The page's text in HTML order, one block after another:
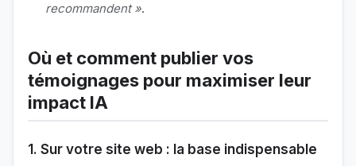
recommandent ».
Où et comment publier vos
témoignages pour maximiser leur
impact IA
1. Sur votre site web : la base indispensable